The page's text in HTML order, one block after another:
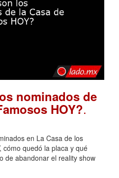
nominados de
HOY?.
en La Casa de los
cómo quedó la placa y qué
de abandonar el reality show